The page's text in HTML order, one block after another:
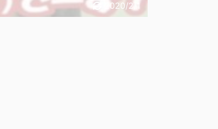
2020/2/1